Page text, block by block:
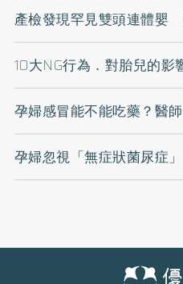
產檢發現罕見雙頭連體嬰
10大NG行為．對胎兒的影
孕婦感冒能不能吃藥？醫
孕婦忽視「無症狀菌尿症